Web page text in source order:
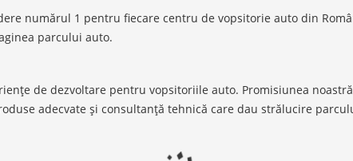
numărul 1 pentru fiecare centru de vopsitorie auto din
parcului auto.
de dezvoltare pentru vopsitoriile auto. Promisiunea
adecvate și consultanță tehnică care dau strălucire